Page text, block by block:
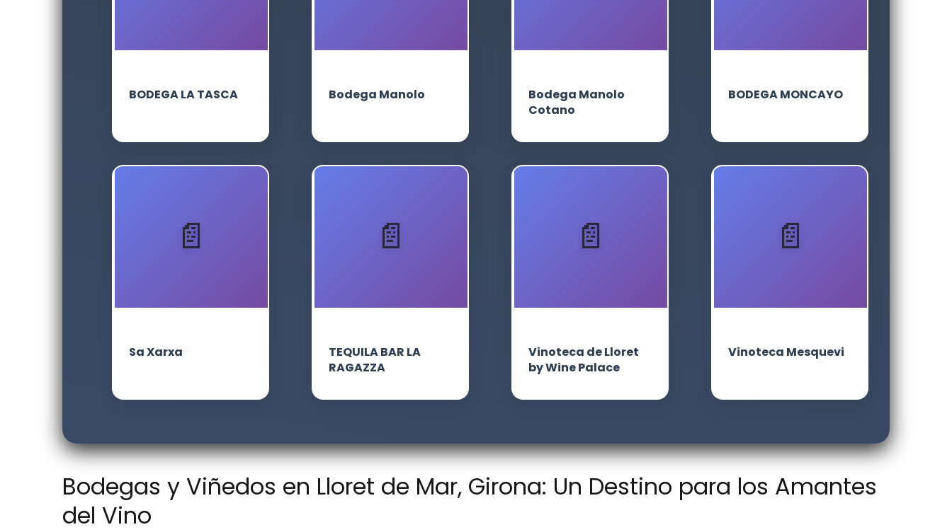
BODEGA LA TASCA Bodega Manolo
Bodega Manolo
Cotano
BODEGA MONCAYO
Sa Xarxa
TEQUILA BAR LA
RAGAZZA
Vinoteca de Lloret
by Wine Palace
Vinoteca Mesquevi
Bodegas y Viñedos en Lloret de Mar, Girona: Un Destino para los Amantes
del Vino